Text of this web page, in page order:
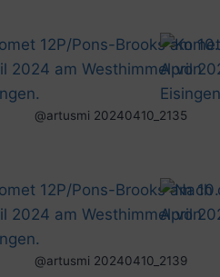
@artusmi 20240410_2135
@artusmi 20240410_2139